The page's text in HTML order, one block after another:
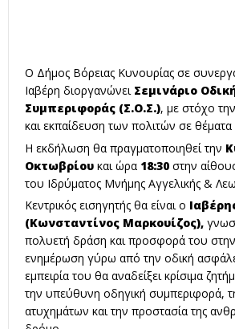
Ο Δήμος Βόρειας Κυνουρίας σε
Ιαβέρη διοργανώνει Σεμινάριο
Συμπεριφοράς (Σ.Ο.Σ.), με στόχο
και εκπαίδευση των πολιτών σε θέματα
Η εκδήλωση θα πραγματοποιηθεί την
Οκτωβρίου και ώρα 18:30 στην
του Ιδρύματος Μνήμης Αγγελικής &
Κεντρικός εισηγητής θα είναι ο
(Κωνσταντίνος Μαρκουίζος),
πολυετή δράση και προσφορά του
ενημέρωση γύρω από την οδική
εμπειρία του θα αναδείξει κρίσιμα
την υπεύθυνη οδηγική συμπεριφορά,
ατυχημάτων και την προστασία της